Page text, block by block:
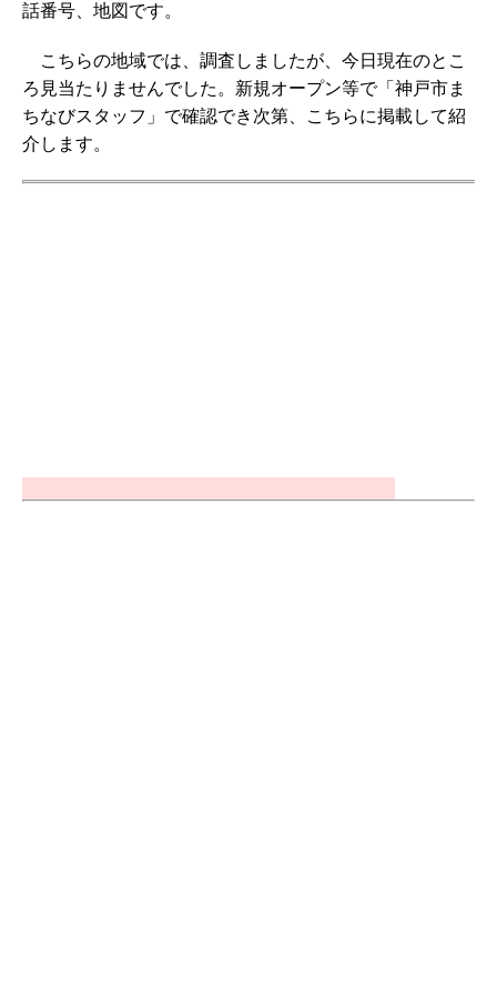
話番号、地図です。
こちらの地域では、調査しましたが、今日現在のとこ
ろ見当たりませんでした。新規オープン等で「神戸市ま
ちなびスタッフ」で確認でき次第、こちらに掲載して紹
介します。